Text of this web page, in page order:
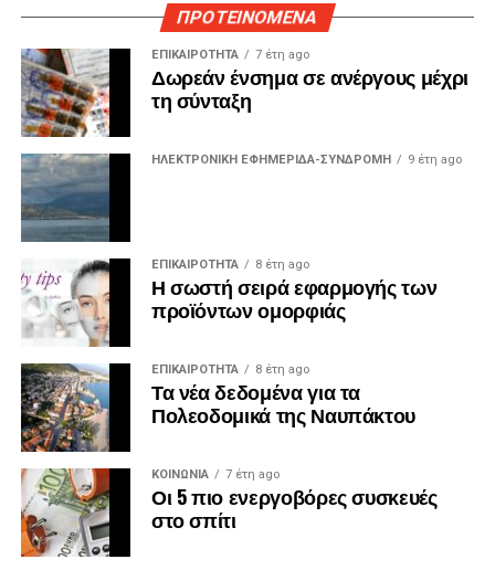
ΠΡΟΤΕΙΝΟΜΕΝΑ
ΕΠΙΚΑΙΡΟΤΗΤΑ 7 έτη ago
Δωρεάν ένσημα σε ανέργους μέχρι
τη σύνταξη
ΗΛΕΚΤΡΟΝΙΚΗ ΕΦΗΜΕΡΙΔΑ-ΣΥΝΔΡΟΜΗ 9 έτη ago
ΕΠΙΚΑΙΡΟΤΗΤΑ 8 έτη ago
Η σωστή σειρά εφαρμογής των
προϊόντων ομορφιάς
ΕΠΙΚΑΙΡΟΤΗΤΑ 8 έτη ago
Τα νέα δεδομένα για τα
Πολεοδομικά της Ναυπάκτου
ΚΟΙΝΩΝΙΑ 7 έτη ago
Οι 5 πιο ενεργοβόρες συσκευές
στο σπίτι